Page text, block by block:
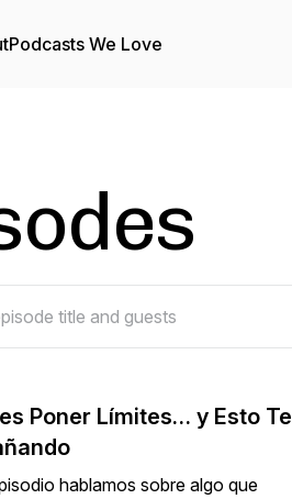
Podcasts We Love
Poner Límites… y Esto Te
hablamos sobre algo que